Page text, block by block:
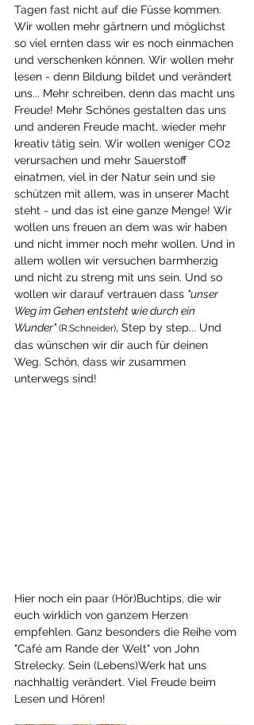
Tagen fast nicht auf die Füsse kommen.
Wir wollen mehr gärtnern und möglichst
so viel ernten dass wir es noch einmachen
und verschenken können. Wir wollen mehr
lesen - denn Bildung bildet und verändert
uns... Mehr schreiben, denn das macht uns
Freude! Mehr Schönes gestalten das uns
und anderen Freude macht, wieder mehr
kreativ tätig sein. Wir wollen weniger CO2
verursachen und mehr Sauerstoff
einatmen, viel in der Natur sein und sie
schützen mit allem, was in unserer Macht
steht - und das ist eine ganze Menge! Wir
wollen uns freuen an dem was wir haben
und nicht immer noch mehr wollen. Und in
allem wollen wir versuchen barmherzig
und nicht zu streng mit uns sein. Und so
wollen wir darauf vertrauen dass "unser
Weg im Gehen entsteht wie durch ein
Wunder" (R.Schneider), Step by step... Und
das wünschen wir dir auch für deinen
Weg. Schön, dass wir zusammen
unterwegs sind!
Hier noch ein paar (Hör)Buchtips, die wir
euch wirklich von ganzem Herzen
empfehlen. Ganz besonders die Reihe vom
"Café am Rande der Welt" von John
Strelecky. Sein (Lebens)Werk hat uns
nachhaltig verändert. Viel Freude beim
Lesen und Hören!